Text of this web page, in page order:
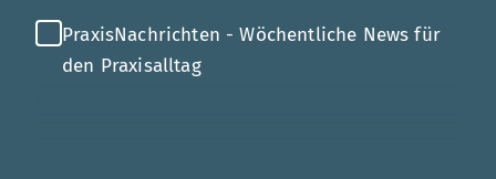
PraxisNachrichten - Wöchentliche News für
den Praxisalltag